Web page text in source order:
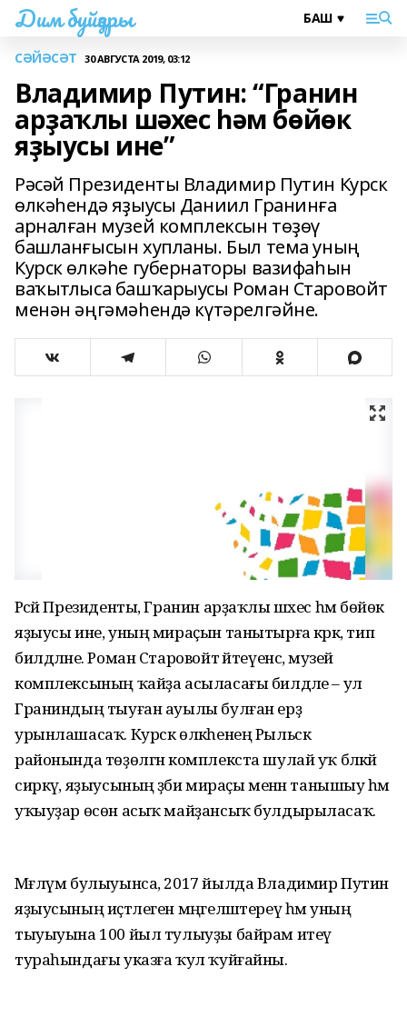
Дим буйҙары
СӘЙӘСӘТ 30 АВГУСТА 2019, 03:12
Владимир Путин: “Гранин
арҙаҡлы шәхес һәм бөйөк
яҙыусы ине”
Рәсәй Президенты Владимир Путин Курск
өлкәһендә яҙыусы Даниил Гранинға
арналған музей комплексын төҙөү
башланғысын хупланы. Был тема уның
Курск өлкәһе губернаторы вазифаһын
ваҡытлыса башҡарыусы Роман Старовойт
менән әңгәмәһендә күтәрелгәйне.
Рәсәй Президенты, Гранин арҙаҡлы шәхес һәм бөйөк
яҙыусы ине, уның мираҫын танытырға кәрәк, тип
билдәләне. Роман Старовойт әйтеүенсә, музей
комплексының ҡайҙа асыласағы билдәле – ул
Граниндың тыуған ауылы булған ерҙә
урынлашасаҡ. Курск өлкәһенең Рыльск
районында төҙөлгән комплекста шулай уҡ бәләкәй
сиркәү, яҙыусының әҙәби мираҫы менән танышыу һәм
уҡыуҙар өсөн асыҡ майҙансыҡ булдырыласаҡ.
Мәғлүм булыуынса, 2017 йылда Владимир Путин
яҙыусының иҫтәлеген мәңгеләштереү һәм уның
тыуыуына 100 йыл тулыуҙы байрам итеү
тураһындағы указға ҡул ҡуйғайны.